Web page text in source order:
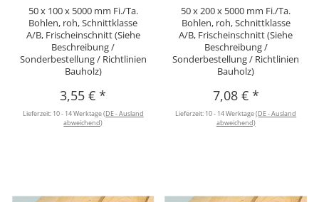
50 x 100 x 5000 mm Fi./Ta.
Bohlen, roh, Schnittklasse
A/B, Frischeinschnitt (Siehe
Beschreibung /
Sonderbestellung / Richtlinien
Bauholz)
3,55 €*
Lieferzeit: 10 - 14 Werktage(DE - Ausland
abweichend)
50 x 200 x 5000 mm Fi./Ta.
Bohlen, roh, Schnittklasse
A/B, Frischeinschnitt (Siehe
Beschreibung /
Sonderbestellung / Richtlinien
Bauholz)
7,08 € *
Lieferzeit: 10 - 14 Werktage(DE - Ausland
abweichend)